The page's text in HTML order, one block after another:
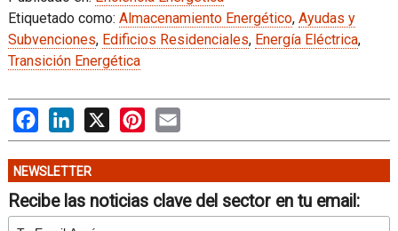
Etiquetado como: Almacenamiento Energético, Ayudas y
Subvenciones, Edificios Residenciales, Energía Eléctrica,
Transición Energética
FacebookLinkedIn
X PinterestEmail
NEWSLETTER
Recibe las noticias clave del sector en tu email: